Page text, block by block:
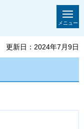
メニュー
更新日：2024年7月9日